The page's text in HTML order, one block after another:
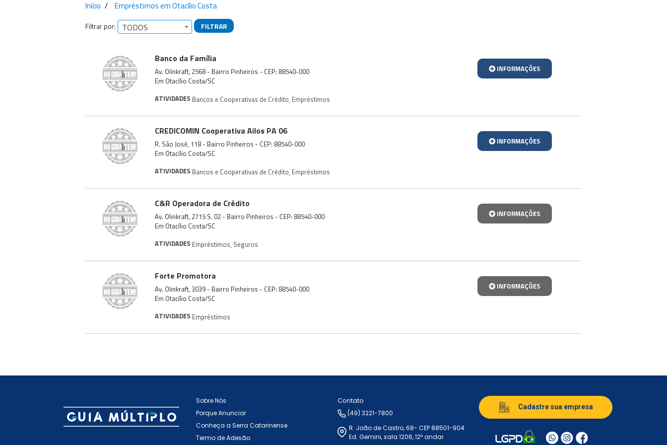
Início Empréstimos em Otacílio Costa
Filtrar por: TODOS FILTRAR
Banco da Família
Av. Olinkraft, 2568 - Bairro Pinheiros - CEP: 88540-000
Em Otacílio Costa/SC
ATIVIDADES Bancos e Cooperativas de Crédito, Empréstimos
INFORMAÇÕES
CREDICOMIN Cooperativa Ailos PA 06
R. São José, 118 - Bairro Pinheiros - CEP: 88540-000
Em Otacílio Costa/SC
ATIVIDADES Bancos e Cooperativas de Crédito, Empréstimos
INFORMAÇÕES
C&R Operadora de Crédito
Av. Olinkraft, 2715 S. 02 - Bairro Pinheiros - CEP: 88540-000
Em Otacílio Costa/SC
ATIVIDADES Empréstimos, Seguros
INFORMAÇÕES
Forte Promotora
Av. Olinkraft, 3039 - Bairro Pinheiros - CEP: 88540-000
Em Otacílio Costa/SC
ATIVIDADES Empréstimos
INFORMAÇÕES
Sobre Nós
Porque Anunciar
Conheça a Serra Catarinense
Termo de Adesão
Contato
(49) 3221-7800
R. João de Castro, 68- CEP 88501-904
Ed. Gemini, sala 1206, 12º andar
Cadastre sua empresa